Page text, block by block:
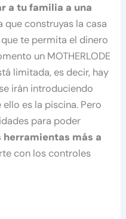
a tu familia a una
que construyas la casa
te permita el dinero
un MOTHERLODE
limitada, es decir, hay
irán introduciendo
es la piscina. Pero
para poder
herramientas más a
con los controles